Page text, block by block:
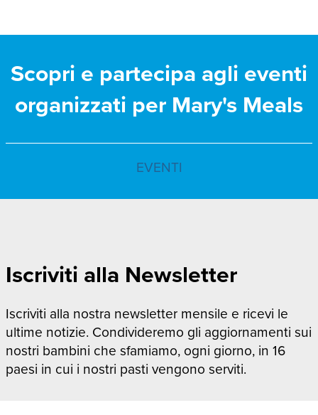
Scopri e partecipa agli eventi
organizzati per Mary's Meals
EVENTI
Iscriviti alla Newsletter
Iscriviti alla nostra newsletter mensile e ricevi le
ultime notizie. Condivideremo gli aggiornamenti sui
nostri bambini che sfamiamo, ogni giorno, in 16
paesi in cui i nostri pasti vengono serviti.